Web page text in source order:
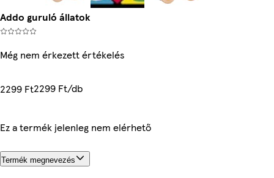
Addo guruló állatok
Még nem érkezett értékelés
2299 Ft2299 Ft/db
Ez a termék jelenleg nem elérhető
Termék megnevezés